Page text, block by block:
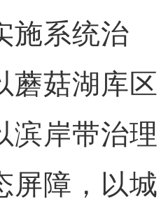
施系统治
蘑菇湖库区
滨岸带治理
屏障，以城